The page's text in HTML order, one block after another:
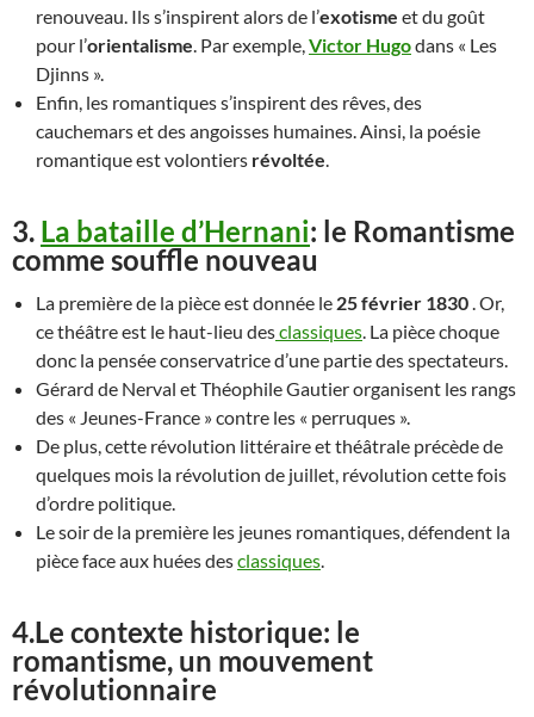
renouveau. Ils s’inspirent alors de l’exotisme et du goût
pour l’orientalisme. Par exemple,Victor Hugodans « Les
Djinns ».
Enfin, les romantiques s’inspirent des rêves, des
cauchemars et des angoisses humaines. Ainsi, la poésie
romantique est volontiers révoltée.
3. La bataille d’Hernani: le Romantisme
comme souffle nouveau
La première de la pièce est donnée le 25 février 1830. Or,
ce théâtre est le haut-lieu desclassiques. La pièce choque
donc la pensée conservatrice d’une partie des spectateurs.
Gérard de Nerval et Théophile Gautier organisent les rangs
des « Jeunes-France » contre les « perruques ».
De plus, cette révolution littéraire et théâtrale précède de
quelques mois la révolution de juillet, révolution cette fois
d’ordre politique.
Le soir de la première les jeunes romantiques, défendent la
pièce face aux huées desclassiques.
4.Le contexte historique: le
romantisme, un mouvement
révolutionnaire